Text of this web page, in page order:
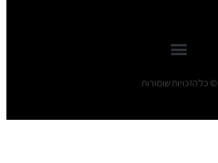
© כל הזכויות שומורות